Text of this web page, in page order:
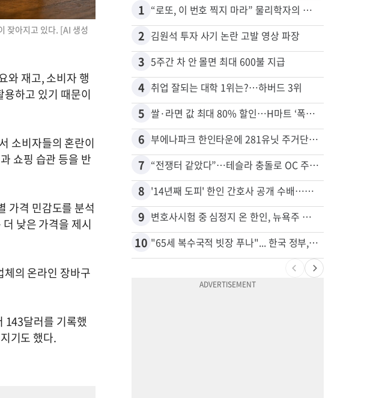
잦아지고 있다. [AI 생성
와 재고, 소비자 행
하고 있기 때문이
소비자들의 혼란이
쇼핑 습관 등을 반
가격 민감도를 분석
낮은 가격을 제시
의 온라인 장바구
143달러를 기록했
기도 했다.
1 “로또, 이 번호 찍지 마라” 물리학자의 당첨금 높이는 비밀
2 김원석 투자 사기 논란 고발 영상 파장
3 5주간 차 안 몰면 최대 600불 지급
4 취업 잘되는 대학 1위는?…하버드 3위
5 쌀·라면 값 최대 80% 할인…H마트 ‘폭탄 세일’
6 부에나파크 한인타운에 281유닛 주거단지 들어선다
7 “전쟁터 같았다”…테슬라 충돌로 OC 주택 4채 파손
8 '14년째 도피' 한인 간호사 공개 수배…메디케어 사기 유죄
9 변호사시험 중 심정지 온 한인, 뉴욕주 제소
10 "65세 복수국적 빗장 푸나"... 한국 정부, 연령 완화 전면 추진